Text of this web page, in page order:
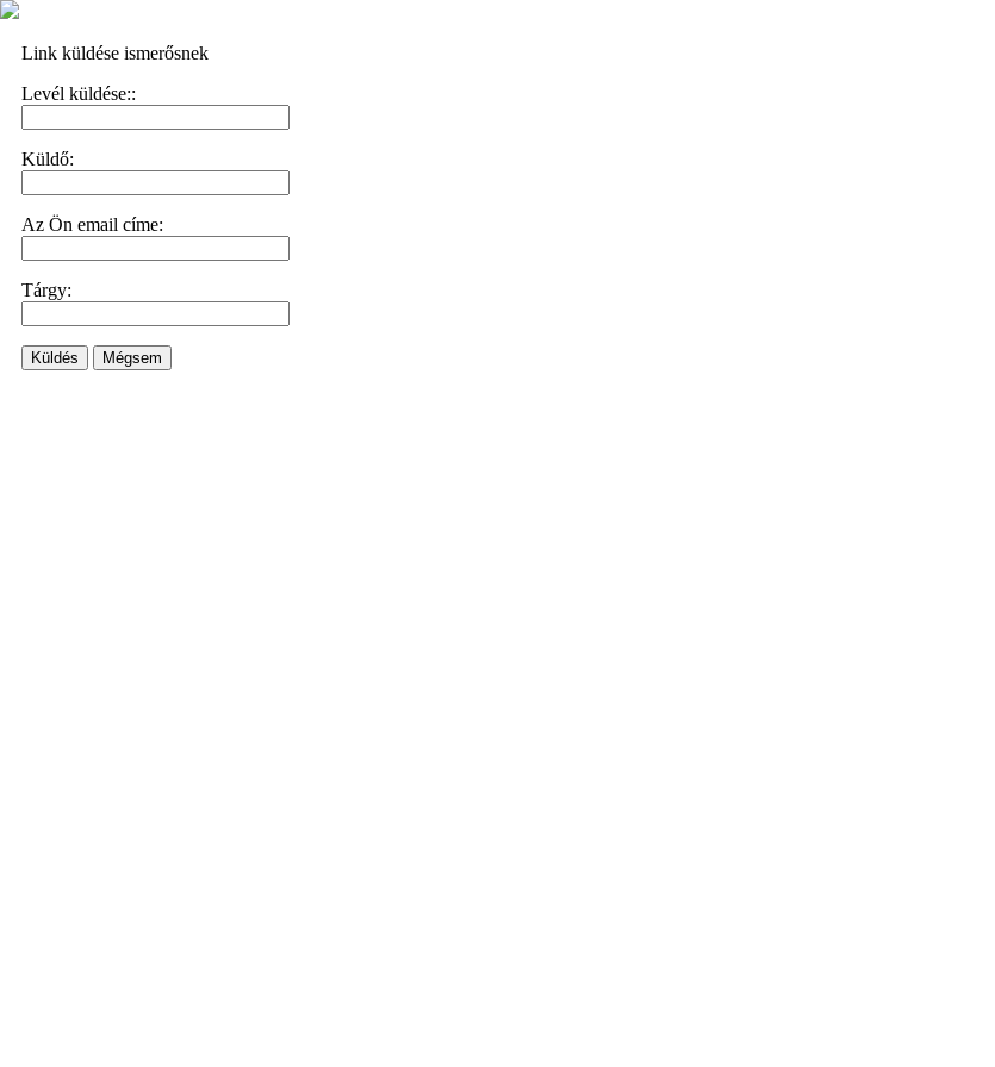
Link küldése ismerősnek
Levél küldése::
Küldő:
Az Ön email címe:
Tárgy:
Küldés Mégsem